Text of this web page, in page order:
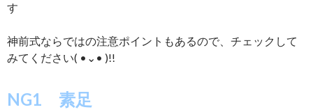
す
神前式ならではの注意ポイントもあるので、チェックして
みてください( •⌄• )!!
NG1 素足